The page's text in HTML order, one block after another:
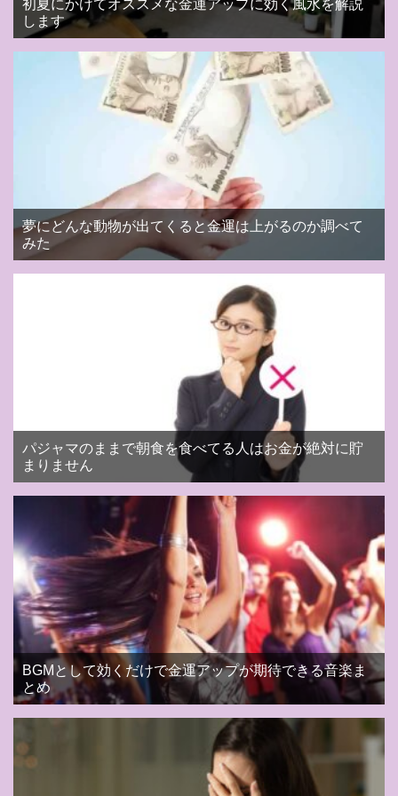
初夏にかけてオススメな金運アップに効く風水を解説
します
夢にどんな動物が出てくると金運は上がるのか調べて
みた
パジャマのままで朝食を食べてる人はお金が絶対に貯
まりません
BGMとして効くだけで金運アップが期待できる音楽ま
とめ